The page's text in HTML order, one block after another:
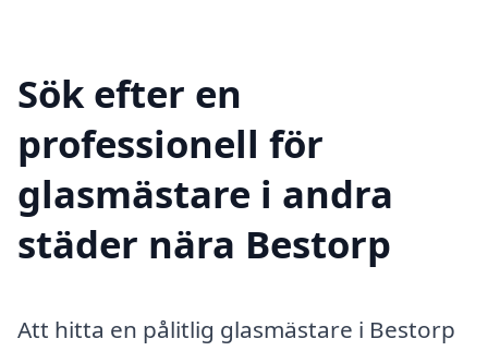
Sök efter en
professionell för
glasmästare i andra
städer nära Bestorp
Att hitta en pålitlig glasmästare i Bestorp